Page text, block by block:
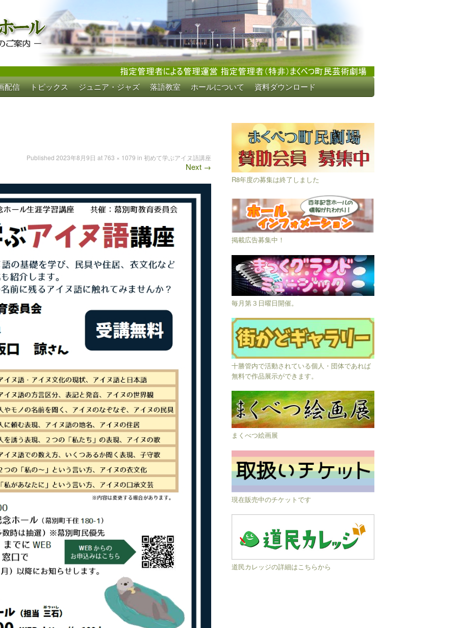
ール
配信 トピックス ジュニア・ジャズ 落語教室 ホールについて 資料ダウンロード
Published 2023年8月9日 at763 × 1079 in 初めて学ぶアイヌ語講座
Next →
R8年度の募集は終了しました
掲載広告募集中！
毎月第３日曜日開催。
十勝管内で活動されている個人・団体であれば
無料で作品展示ができます。
まくべつ絵画展
現在販売中のチケットです
道民カレッジの詳細はこちらから